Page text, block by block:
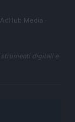
AdHub Media
digitali e